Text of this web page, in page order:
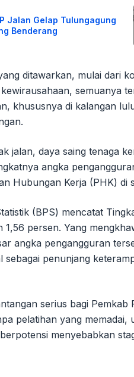
Jalan Gelap Tulungagung
Benderang
ditawarkan, mulai dari
semuanya
khususnya di kalangan
jalan, daya saing tenaga
angka
Hubungan Kerja (PHK) di
(BPS) mencatat
1,56 persen. Yang
angka pengangguran
sebagai penunjang
serius bagi
pelatihan yang
menyebabkan